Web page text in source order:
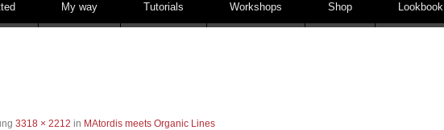
My way Tutorials Workshops Shop Lookbook
3318 × 2212 in MAtordis meets Organic Lines